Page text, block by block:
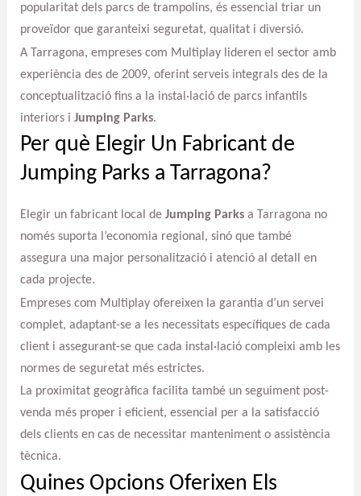
popularitat dels parcs de trampolins, és essencial triar un
proveïdor que garanteixi seguretat, qualitat i diversió.
A Tarragona, empreses com Multiplay lideren el sector amb
experiència des de 2009, oferint serveis integrals des de la
conceptualització fins a la instal·lació de parcs infantils
interiors i Jumping Parks.
Per què Elegir Un Fabricant de
Jumping Parks a Tarragona?
Elegir un fabricant local de Jumping Parksa Tarragona no
només suporta l’economia regional, sinó que també
assegura una major personalització i atenció al detall en
cada projecte.
Empreses com Multiplay ofereixen la garantia d’un servei
complet, adaptant-se a les necessitats específiques de cada
client i assegurant-se que cada instal·lació compleixi amb les
normes de seguretat més estrictes.
La proximitat geogràfica facilita també un seguiment post-
venda més proper i eficient, essencial per a la satisfacció
dels clients en cas de necessitar manteniment o assistència
tècnica.
Quines Opcions Oferixen Els